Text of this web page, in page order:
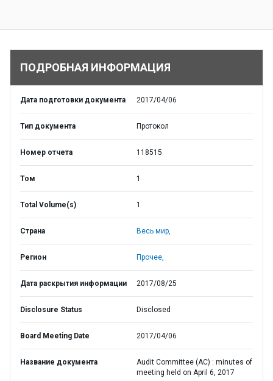
ПОДРОБНАЯ ИНФОРМАЦИЯ
Дата подготовки документа 2017/04/06
Тип документа Протокол
Номер отчета 118515
Том 1
Total Volume(s) 1
Страна Весь мир,
Регион Прочее,
Дата раскрытия информации 2017/08/25
Disclosure Status Disclosed
Board Meeting Date 2017/04/06
Название документа
Audit Committee (AC) : minutes of
meeting held on April 6, 2017